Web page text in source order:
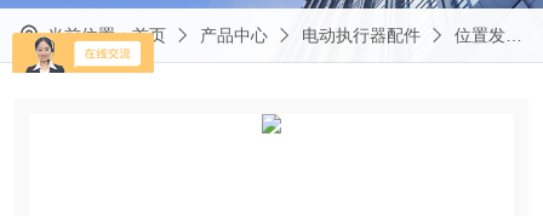
当前位置：首页 产品中心 电动执行器配件 位置发送器